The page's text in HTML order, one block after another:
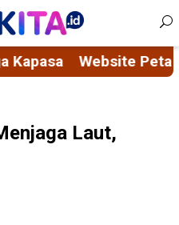
Peta Digital KKN
Laut,